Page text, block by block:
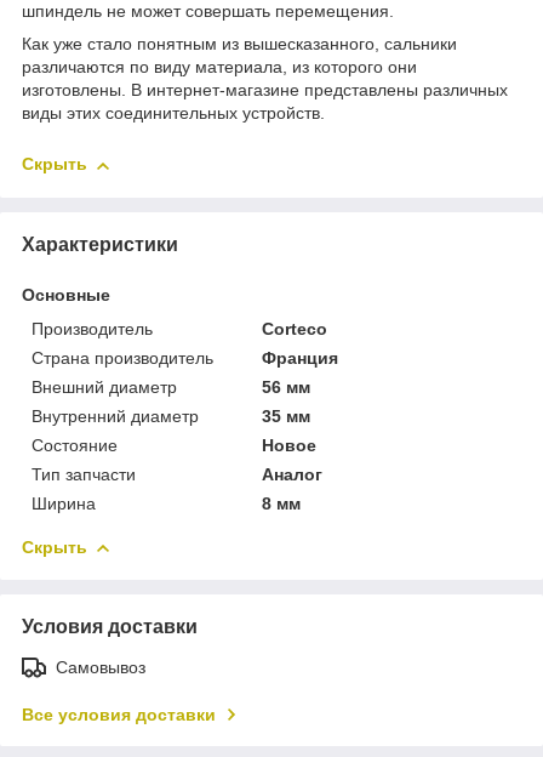
шпиндель не может совершать перемещения.
Как уже стало понятным из вышесказанного, сальники
различаются по виду материала, из которого они
изготовлены. В интернет-магазине представлены различных
виды этих соединительных устройств.
Скрыть
Характеристики
Основные
Производитель
Corteco
Страна производитель
Франция
Внешний диаметр
56 мм
Внутренний диаметр
35 мм
Состояние
Новое
Тип запчасти
Аналог
Ширина
8 мм
Скрыть
Условия доставки
Самовывоз
Все условия доставки